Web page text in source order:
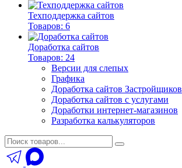
Техподдержка сайтов
Товаров: 6
Доработка сайтов
Товаров: 24
Версии для слепых
Графика
Доработка сайтов Застройщиков
Доработка сайтов с услугами
Доработки интернет-магазинов
Разработка калькуляторов